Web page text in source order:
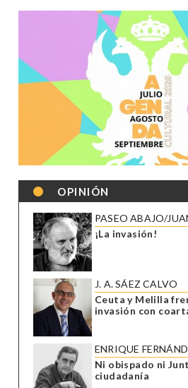
OPINIÓN
PASEO ABAJO/
¡La invasión!
J. A. SÁEZ CALVO
Ceuta y Melilla
invasión con
ENRIQUE
Ni obispado ni
ciudadanía